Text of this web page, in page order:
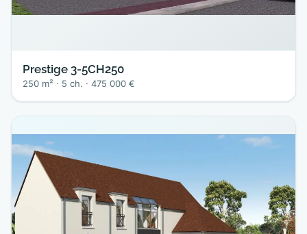
Prestige 3-5CH250
250 m² · 5 ch. · 475 000 €